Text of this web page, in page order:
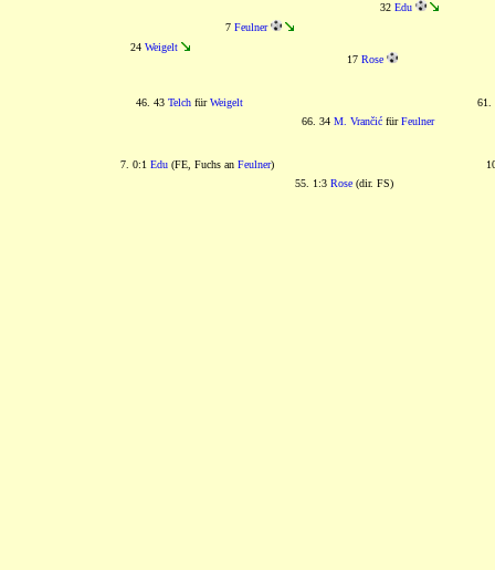
32 Edu
7 Feulner
24 Weigelt
17 Rose
46. 43 TelchfürWeigelt
66. 34 M. VrančićfürFeulner
7. 0:1 Edu (FE, Fuchs an Feulner)
55. 1:3 Rose(dir. FS)